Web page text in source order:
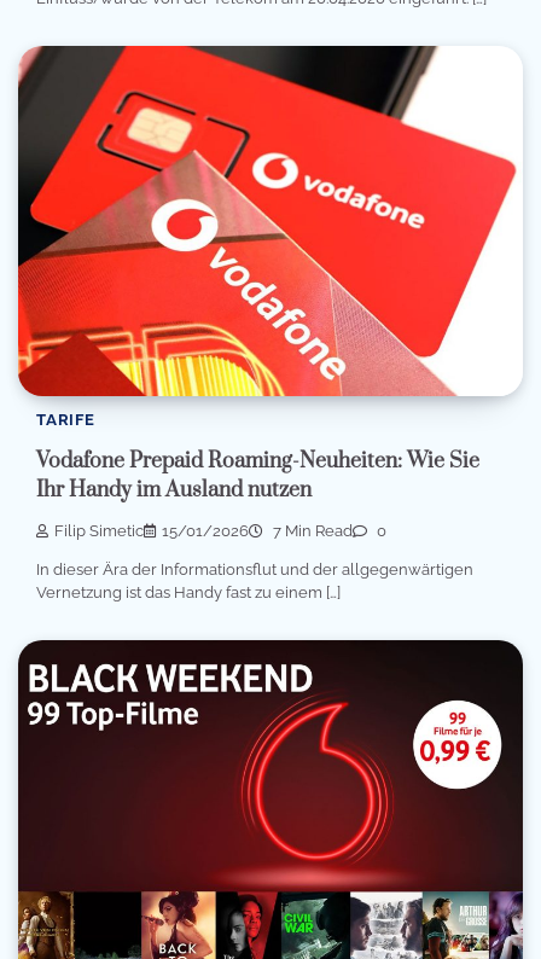
TARIFE
Vodafone Prepaid Roaming-Neuheiten: Wie Sie
Ihr Handy im Ausland nutzen
Filip Simetic 15/01/2026 7 Min Read 0
In dieser Ära der Informationsflut und der allgegenwärtigen
Vernetzung ist das Handy fast zu einem […]